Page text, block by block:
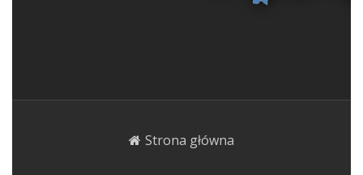
Strona główna